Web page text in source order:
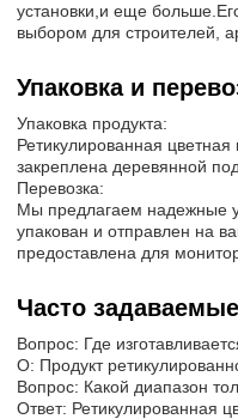
установки,и еще
выбором для строителей,
Упаковка и
Упаковка продукта:
Ретикулированная
закреплена деревянной
Перевозка:
Мы предлагаем надежные
упакован и отправлен на
предоставлена для
Часто
Вопрос: Где
О: Продукт
Вопрос: Какой диапазон
Ответ: Ретикулированная